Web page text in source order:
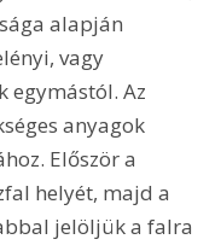
alapján
vagy
egymástól. Az
anyagok
Először a
helyét, majd a
jelöljük a falra